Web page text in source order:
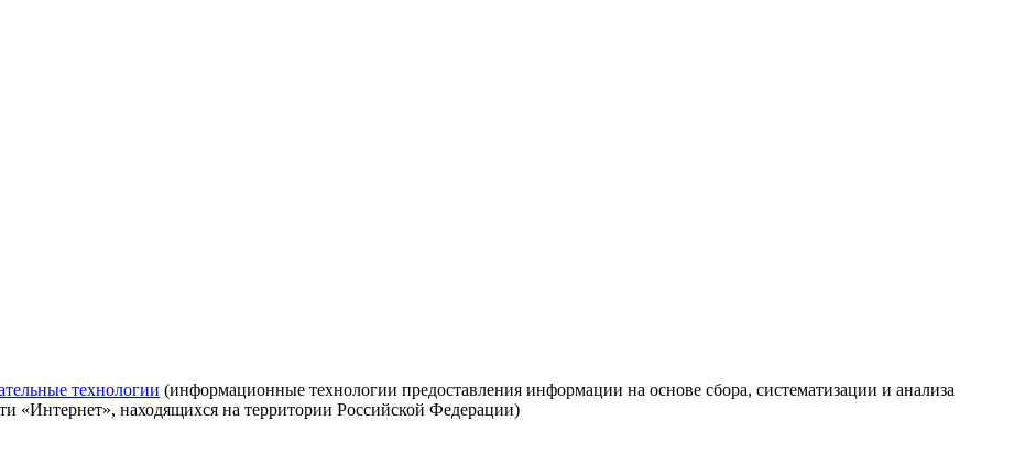
технологии (информационные технологии предоставления информации на основе сбора, систематизации и анализа
«Интернет», находящихся на территории Российской Федерации)